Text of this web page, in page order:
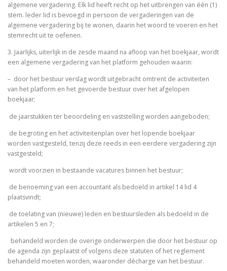
algemene vergadering. Elk lid heeft recht op het uitbrengen van één (1)
stem. leder lid is bevoegd in persoon de vergaderingen van de
algemene vergadering bij te wonen, daarin het woord te voeren en het
stemrecht uit te oefenen.
3. Jaarlijks, uiterlijk in de zesde maand na afloop van het boekjaar, wordt
een algemene vergadering van het platform gehouden waarin:
– door het bestuur verslag wordt uitgebracht omtrent de activiteiten
van het platform en het gevoerde bestuur over het afgelopen
boekjaar;
­ de jaarstukken ter beoordeling en vaststelling worden aangeboden;
­ de begroting en het activiteitenplan over het lopende boekjaar
worden vastgesteld, tenzij deze reeds in een eerdere vergadering zijn
vastgesteld;
­ wordt voorzien in bestaande vacatures binnen het bestuur;
­ de benoeming van een accountant als bedoeld in artikel 14 lid 4
plaatsvindt;
­ de toelating van (nieuwe) leden en bestuursleden als bedoeld in de
artikelen 5 en 7;
­ behandeld worden de overige onderwerpen die door het bestuur op
de agenda zijn geplaatst of volgens deze statuten of het reglement
behandeld moeten worden, waaronder décharge van het bestuur.